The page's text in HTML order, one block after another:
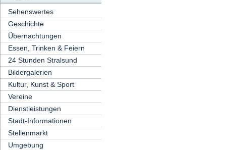
Sehenswertes
Geschichte
Übernachtungen
Essen, Trinken & Feiern
24 Stunden Stralsund
Bildergalerien
Kultur, Kunst & Sport
Vereine
Dienstleistungen
Stadt-Informationen
Stellenmarkt
Umgebung